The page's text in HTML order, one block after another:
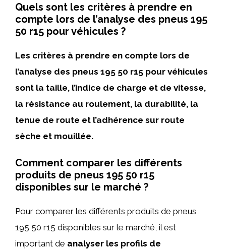
Quels sont les critères à prendre en
compte lors de l’analyse des pneus 195
50 r15 pour véhicules ?
Les critères à prendre en compte lors de
l’analyse des pneus 195 50 r15 pour véhicules
sont la taille, l’indice de charge et de vitesse,
la résistance au roulement, la durabilité, la
tenue de route et l’adhérence sur route
sèche et mouillée.
Comment comparer les différents
produits de pneus 195 50 r15
disponibles sur le marché ?
Pour comparer les différents produits de pneus
195 50 r15 disponibles sur le marché, il est
important de analyser les profils de